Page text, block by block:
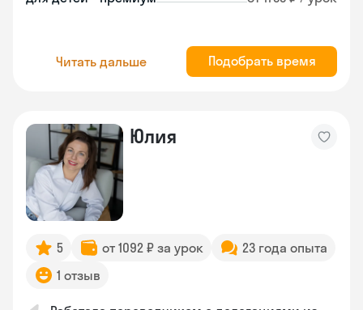
Читать дальше Подобрать время
Юлия
5 от 1092 ₽ за урок
23 года опыта
1 отзыв